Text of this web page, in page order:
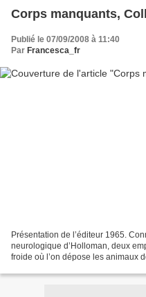
Corps manquants,
Publié le 07/09/2008 à 11:40
Par Francesca_fr
Présentation de l’éditeur 1965.
neurologique d’Holloman, deux
froide où l’on dépose les animaux